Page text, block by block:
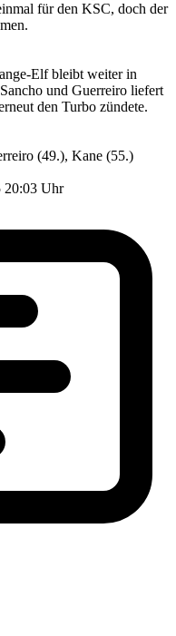
für den KSC, doch der
Elf bleibt weiter in
und Guerreiro liefert
den Turbo zündete.
(49.), Kane (55.)
20:03 Uhr